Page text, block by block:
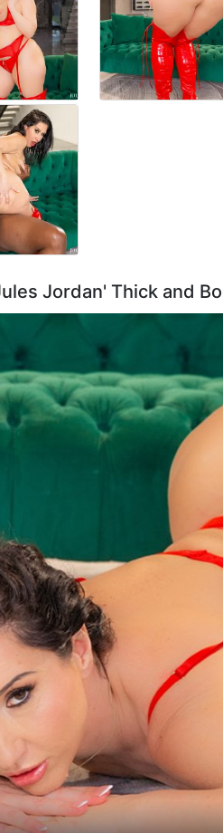
Jordan' Thick and